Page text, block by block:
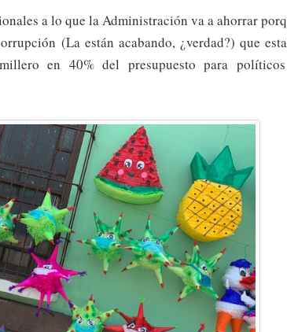
a lo que la Administración va a ahorrar
(La están acabando, ¿verdad?) que
en 40% del presupuesto para